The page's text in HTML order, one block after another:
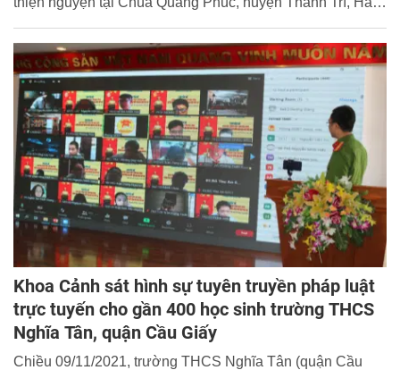
Khoa Cảnh sát hình sự tuyên truyền pháp luật
trực tuyến cho gần 400 học sinh trường THCS
Nghĩa Tân, quận Cầu Giấy
Chiều 09/11/2021, trường THCS Nghĩa Tân (quận Cầu